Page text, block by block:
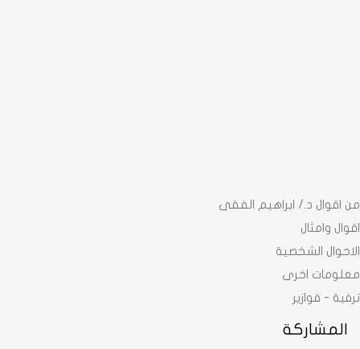
من اقوال د./ ابراهيم الفقى
اقوال وامثال
الاحوال الشخصية
معلومات اخرى
ترفية - فوازير
المشاركة